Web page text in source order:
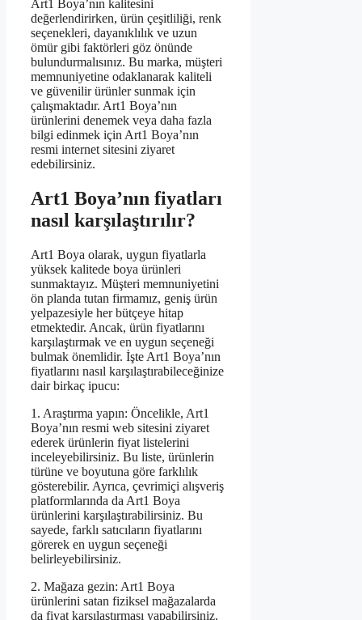
Art1 Boya’nın kalitesini
değerlendirirken, ürün çeşitliliği, renk
seçenekleri, dayanıklılık ve uzun
ömür gibi faktörleri göz önünde
bulundurmalısınız. Bu marka, müşteri
memnuniyetine odaklanarak kaliteli
ve güvenilir ürünler sunmak için
çalışmaktadır. Art1 Boya’nın
ürünlerini denemek veya daha fazla
bilgi edinmek için Art1 Boya’nın
resmi internet sitesini ziyaret
edebilirsiniz.
Art1 Boya’nın fiyatları
nasıl karşılaştırılır?
Art1 Boya olarak, uygun fiyatlarla
yüksek kalitede boya ürünleri
sunmaktayız. Müşteri memnuniyetini
ön planda tutan firmamız, geniş ürün
yelpazesiyle her bütçeye hitap
etmektedir. Ancak, ürün fiyatlarını
karşılaştırmak ve en uygun seçeneği
bulmak önemlidir. İşte Art1 Boya’nın
fiyatlarını nasıl karşılaştırabileceğinize
dair birkaç ipucu:
1. Araştırma yapın: Öncelikle, Art1
Boya’nın resmi web sitesini ziyaret
ederek ürünlerin fiyat listelerini
inceleyebilirsiniz. Bu liste, ürünlerin
türüne ve boyutuna göre farklılık
gösterebilir. Ayrıca, çevrimiçi alışveriş
platformlarında da Art1 Boya
ürünlerini karşılaştırabilirsiniz. Bu
sayede, farklı satıcıların fiyatlarını
görerek en uygun seçeneği
belirleyebilirsiniz.
2. Mağaza gezin: Art1 Boya
ürünlerini satan fiziksel mağazalarda
da fiyat karşılaştırması yapabilirsiniz.